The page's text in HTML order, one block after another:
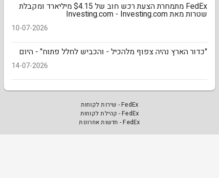
FedEx מתמחרת הצעת רכש חוב של $4.15 מיליארד ומקבלת
שטרות מאת Investing.com - Investing.com
10-07-2026
"כדור הארץ נהיה צפוף מלהכיל - והכביש לחלל פתוח" - היום
14-07-2026
FedEx - שירות לקוחות
FedEx - קהילת לקוחות
FedEx - חדשות אחרונות